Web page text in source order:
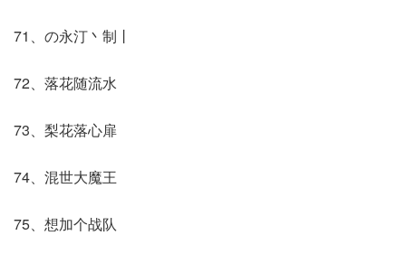
71、の永汀丶制丨
72、落花随流水
73、梨花落心扉
74、混世大魔王
75、想加个战队